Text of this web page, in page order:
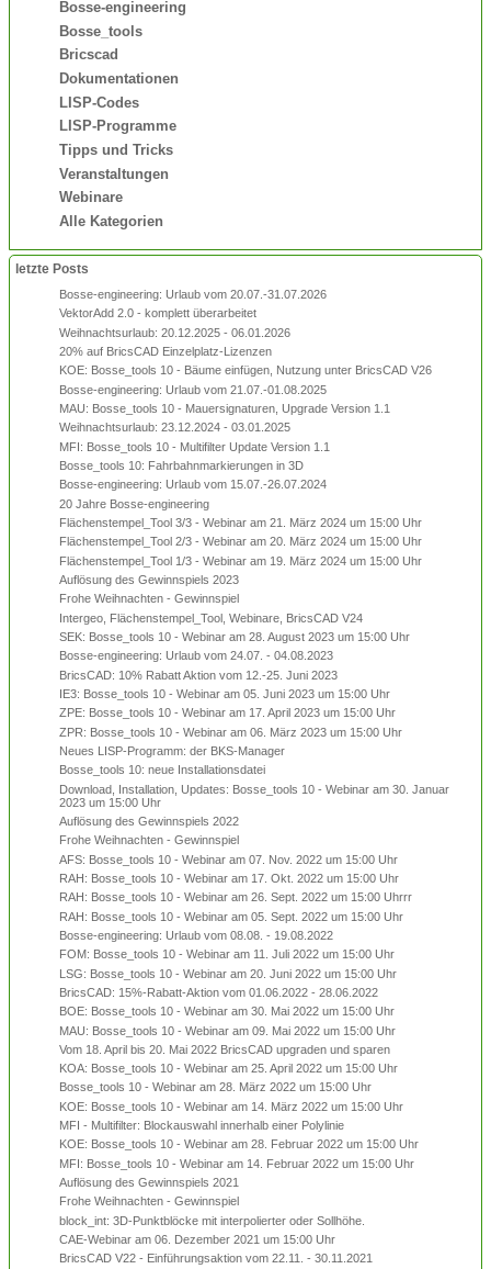
Bosse-engineering
Bosse_tools
Bricscad
Dokumentationen
LISP-Codes
LISP-Programme
Tipps und Tricks
Veranstaltungen
Webinare
Alle Kategorien
letzte Posts
Bosse-engineering: Urlaub vom 20.07.-31.07.2026
VektorAdd 2.0 - komplett überarbeitet
Weihnachtsurlaub: 20.12.2025 - 06.01.2026
20% auf BricsCAD Einzelplatz-Lizenzen
KOE: Bosse_tools 10 - Bäume einfügen, Nutzung unter BricsCAD V26
Bosse-engineering: Urlaub vom 21.07.-01.08.2025
MAU: Bosse_tools 10 - Mauersignaturen, Upgrade Version 1.1
Weihnachtsurlaub: 23.12.2024 - 03.01.2025
MFI: Bosse_tools 10 - Multifilter Update Version 1.1
Bosse_tools 10: Fahrbahnmarkierungen in 3D
Bosse-engineering: Urlaub vom 15.07.-26.07.2024
20 Jahre Bosse-engineering
Flächenstempel_Tool 3/3 - Webinar am 21. März 2024 um 15:00 Uhr
Flächenstempel_Tool 2/3 - Webinar am 20. März 2024 um 15:00 Uhr
Flächenstempel_Tool 1/3 - Webinar am 19. März 2024 um 15:00 Uhr
Auflösung des Gewinnspiels 2023
Frohe Weihnachten - Gewinnspiel
Intergeo, Flächenstempel_Tool, Webinare, BricsCAD V24
SEK: Bosse_tools 10 - Webinar am 28. August 2023 um 15:00 Uhr
Bosse-engineering: Urlaub vom 24.07. - 04.08.2023
BricsCAD: 10% Rabatt Aktion vom 12.-25. Juni 2023
IE3: Bosse_tools 10 - Webinar am 05. Juni 2023 um 15:00 Uhr
ZPE: Bosse_tools 10 - Webinar am 17. April 2023 um 15:00 Uhr
ZPR: Bosse_tools 10 - Webinar am 06. März 2023 um 15:00 Uhr
Neues LISP-Programm: der BKS-Manager
Bosse_tools 10: neue Installationsdatei
Download, Installation, Updates: Bosse_tools 10 - Webinar am 30. Januar
2023 um 15:00 Uhr
Auflösung des Gewinnspiels 2022
Frohe Weihnachten - Gewinnspiel
AFS: Bosse_tools 10 - Webinar am 07. Nov. 2022 um 15:00 Uhr
RAH: Bosse_tools 10 - Webinar am 17. Okt. 2022 um 15:00 Uhr
RAH: Bosse_tools 10 - Webinar am 26. Sept. 2022 um 15:00 Uhrrr
RAH: Bosse_tools 10 - Webinar am 05. Sept. 2022 um 15:00 Uhr
Bosse-engineering: Urlaub vom 08.08. - 19.08.2022
FOM: Bosse_tools 10 - Webinar am 11. Juli 2022 um 15:00 Uhr
LSG: Bosse_tools 10 - Webinar am 20. Juni 2022 um 15:00 Uhr
BricsCAD: 15%-Rabatt-Aktion vom 01.06.2022 - 28.06.2022
BOE: Bosse_tools 10 - Webinar am 30. Mai 2022 um 15:00 Uhr
MAU: Bosse_tools 10 - Webinar am 09. Mai 2022 um 15:00 Uhr
Vom 18. April bis 20. Mai 2022 BricsCAD upgraden und sparen
KOA: Bosse_tools 10 - Webinar am 25. April 2022 um 15:00 Uhr
Bosse_tools 10 - Webinar am 28. März 2022 um 15:00 Uhr
KOE: Bosse_tools 10 - Webinar am 14. März 2022 um 15:00 Uhr
MFI - Multifilter: Blockauswahl innerhalb einer Polylinie
KOE: Bosse_tools 10 - Webinar am 28. Februar 2022 um 15:00 Uhr
MFI: Bosse_tools 10 - Webinar am 14. Februar 2022 um 15:00 Uhr
Auflösung des Gewinnspiels 2021
Frohe Weihnachten - Gewinnspiel
block_int: 3D-Punktblöcke mit interpolierter oder Sollhöhe.
CAE-Webinar am 06. Dezember 2021 um 15:00 Uhr
BricsCAD V22 - Einführungsaktion vom 22.11. - 30.11.2021